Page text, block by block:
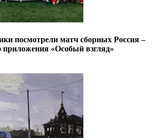
посмотрели матч сборных Россия –
«Особый взгляд»